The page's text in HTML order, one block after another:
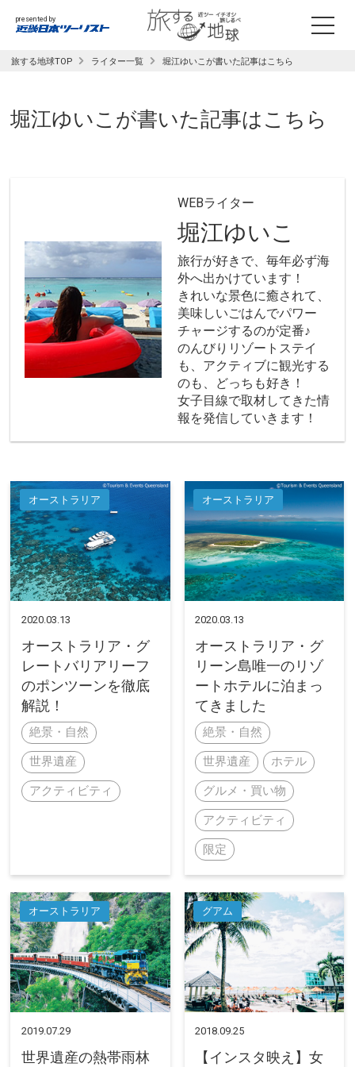
presented by
旅する地球TOP ライター一覧 堀江ゆいこが書いた記事はこちら
堀江ゆいこ が書いた記事はこちら
WEBライター
堀江ゆいこ
旅行が好きで、毎年必ず海
外へ出かけています！
きれいな景色に癒されて、
美味しいごはんでパワー
チャージするのが定番♪
のんびりリゾートステイ
も、アクティブに観光する
のも、どっちも好き！
女子目線で取材してきた情
報を発信していきます！
オーストラリア
2020.03.13
オーストラリア・グ
レートバリアリーフ
のポンツーンを徹底
解説！
絶景・自然
世界遺産
アクティビティ
オーストラリア
2020.03.13
オーストラリア・グ
リーン島唯一のリゾ
ートホテルに泊まっ
てきました
絶景・自然
世界遺産 ホテル
グルメ・買い物
アクティビティ
限定
オーストラリア
2019.07.29
世界遺産の熱帯雨林
グアム
2018.09.25
【インスタ映え】女